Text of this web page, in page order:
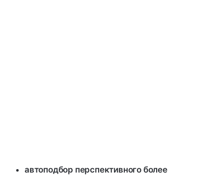
автоподбор перспективного более